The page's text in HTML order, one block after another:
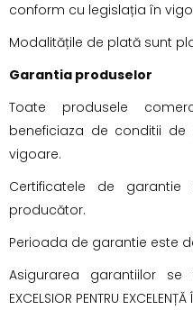
conform cu legislația în
Modalitățile de plată sunt
Garantia produselor
Toate produsele
beneficiaza de conditii
vigoare.
Certificatele de
producător.
Perioada de garantie este
Asigurarea garantiilor se
EXCELSIOR PENTRU